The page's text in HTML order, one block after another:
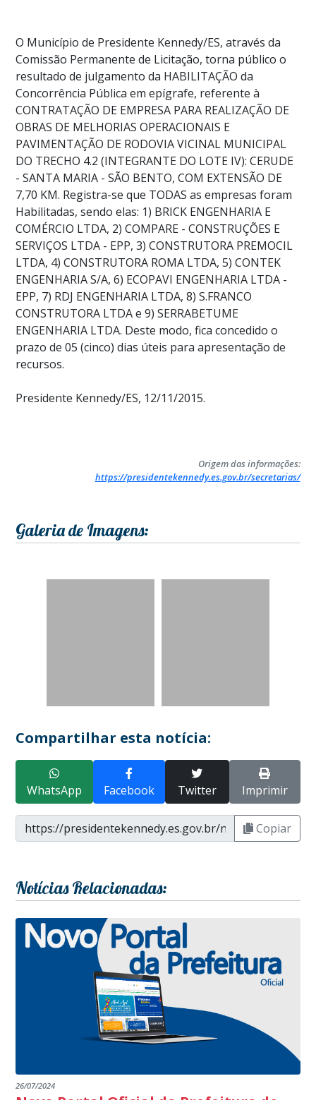
O Município de Presidente Kennedy/ES, através da
Comissão Permanente de Licitação, torna público o
resultado de julgamento da HABILITAÇÃO da
Concorrência Pública em epígrafe, referente à
CONTRATAÇÃO DE EMPRESA PARA REALIZAÇÃO DE
OBRAS DE MELHORIAS OPERACIONAIS E
PAVIMENTAÇÃO DE RODOVIA VICINAL MUNICIPAL
DO TRECHO 4.2 (INTEGRANTE DO LOTE IV): CERUDE
- SANTA MARIA - SÃO BENTO, COM EXTENSÃO DE
7,70 KM. Registra-se que TODAS as empresas foram
Habilitadas, sendo elas: 1) BRICK ENGENHARIA E
COMÉRCIO LTDA, 2) COMPARE - CONSTRUÇÕES E
SERVIÇOS LTDA - EPP, 3) CONSTRUTORA PREMOCIL
LTDA, 4) CONSTRUTORA ROMA LTDA, 5) CONTEK
ENGENHARIA S/A, 6) ECOPAVI ENGENHARIA LTDA -
EPP, 7) RDJ ENGENHARIA LTDA, 8) S.FRANCO
CONSTRUTORA LTDA e 9) SERRABETUME
ENGENHARIA LTDA. Deste modo, fica concedido o
prazo de 05 (cinco) dias úteis para apresentação de
recursos.
Presidente Kennedy/ES, 12/11/2015.
Origem das informações:
https://presidentekennedy.es.gov.br/secretarias/
Galeria de Imagens:
Compartilhar esta notícia:
WhatsApp Facebook Twitter Imprimir
Copiar
Notícias Relacionadas:
26/07/2024